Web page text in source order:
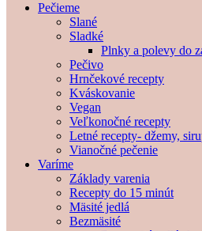
Pečieme
Slané
Sladké
Plnky a polevy do
Pečivo
Hrnčekové recepty
Kváskovanie
Vegan
Veľkonočné recepty
Letné recepty- džemy,
Vianočné pečenie
Varíme
Základy varenia
Recepty do 15 minút
Mäsité jedlá
Bezmäsité